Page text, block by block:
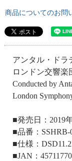
商品についてのお問
アンタル・ドラ
ロンドン交響楽
Conducted by
London
■発売日：2019
■品番：SSHRB-
■仕様：
■JAN：